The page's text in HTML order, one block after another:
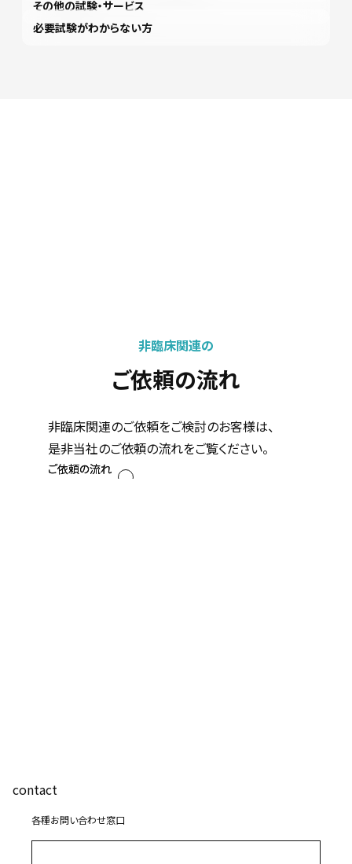
その他の試験・サービス
必要試験がわからない方
非臨床関連の
ご依頼の流れ
非臨床関連のご依頼をご検討のお客様は、
是非当社のご依頼の流れをご覧ください。
ご依頼の流れ
contact
各種お問い合わせ窓口